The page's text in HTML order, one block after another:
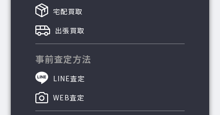
宅配買取
出張買取
事前査定方法
LINE査定
WEB査定